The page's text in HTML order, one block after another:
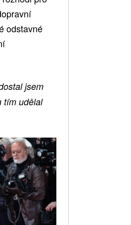
odstavné
jsem
tím udělal